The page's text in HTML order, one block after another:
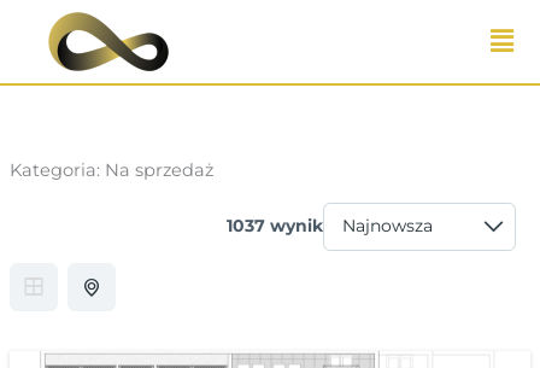
Przejdź
Kategoria: Na sprzedaż
1037 wynik